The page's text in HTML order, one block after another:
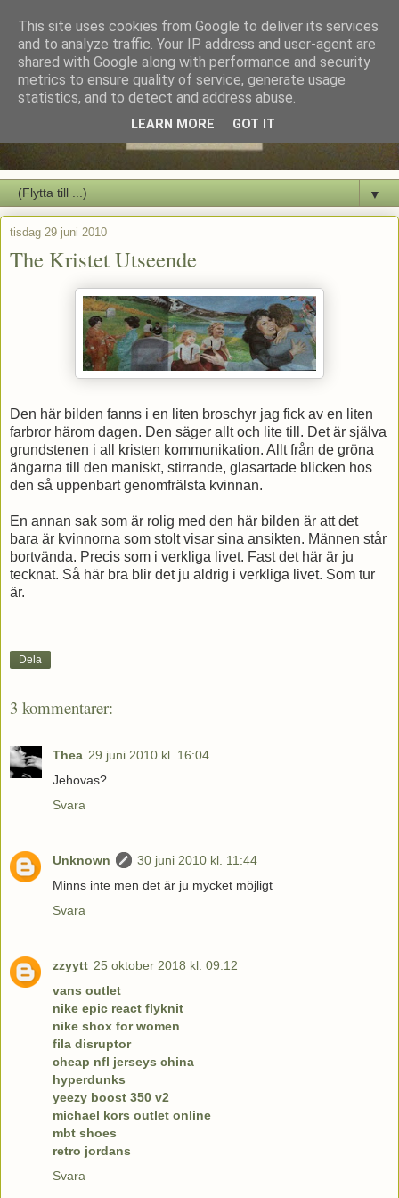
▼
tisdag 29 juni 2010
The Kristet Utseende
Den här bilden fanns i en liten broschyr jag fick av en liten
farbror härom dagen. Den säger allt och lite till. Det är själva
grundstenen i all kristen kommunikation. Allt från de gröna
ängarna till den maniskt, stirrande, glasartade blicken hos
den så uppenbart genomfrälsta kvinnan.
En annan sak som är rolig med den här bilden är att det
bara är kvinnorna som stolt visar sina ansikten. Männen står
bortvända. Precis som i verkliga livet. Fast det här är ju
tecknat. Så här bra blir det ju aldrig i verkliga livet. Som tur
är.
Dela
3 kommentarer:
Thea 29 juni 2010 kl. 16:04
Jehovas?
Svara
Unknown
30 juni 2010 kl. 11:44
Minns inte men det är ju mycket möjligt
Svara
zzyytt 25 oktober 2018 kl. 09:12
vans outlet
nike epic react flyknit
nike shox for women
fila disruptor
cheap nfl jerseys china
hyperdunks
yeezy boost 350 v2
michael kors outlet online
mbt shoes
retro jordans
Svara
This site uses cookies from Google to deliver its services
and to analyze traffic. Your IP address and user-agent are
shared with Google along with performance and security
metrics to ensure quality of service, generate usage
statistics, and to detect and address abuse.
LEARN MORE GOT IT